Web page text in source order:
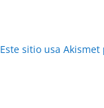
Este sitio usa